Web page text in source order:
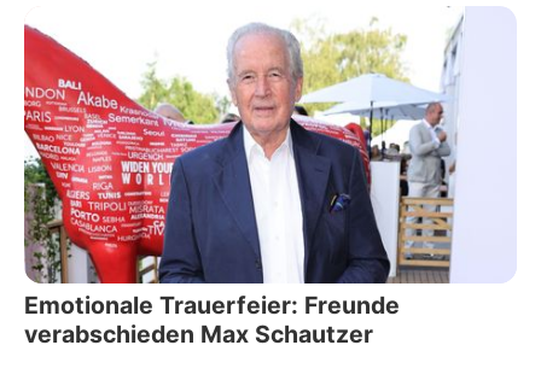
Emotionale Trauerfeier: Freunde
verabschieden Max Schautzer